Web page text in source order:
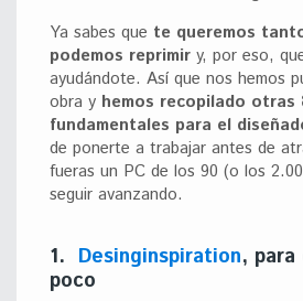
Ya sabes que te queremos
podemos reprimir y, por eso,
ayudándote. Así que nos hemos
obra y hemos recopilado otras
fundamentales para el
de ponerte a trabajar antes de
fueras un PC de los 90 (o los
seguir avanzando.
1. Desinginspiration,
poco